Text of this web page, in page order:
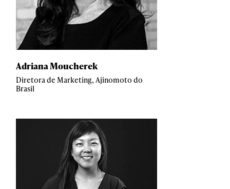
Adriana Moucherek
Diretora de Marketing, Ajinomoto do
Brasil